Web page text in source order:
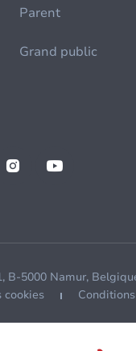
Parent
Grand public
B-5000 Namur,
cookies